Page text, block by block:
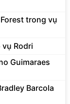
trong vụ
Rodri
Guimaraes
Barcola